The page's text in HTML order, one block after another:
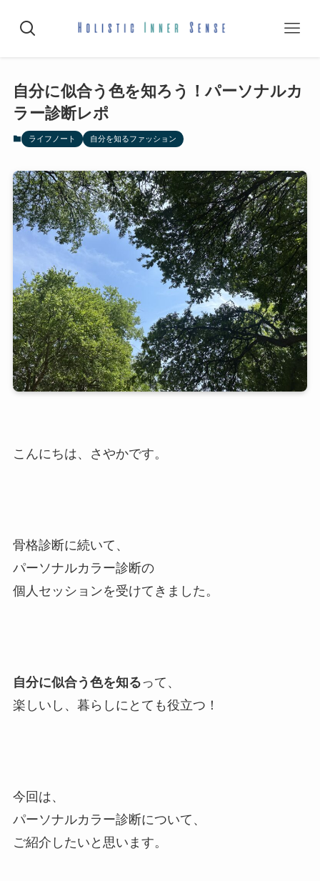
自分に似合う色を知ろう！パーソナルカ
ラー診断レポ
ライフノート 自分を知るファッション
こんにちは、さやかです。
骨格診断に続いて、
パーソナルカラー診断の
個人セッションを受けてきました。
自分に似合う色を知るって、
楽しいし、暮らしにとても役立つ！
今回は、
パーソナルカラー診断について、
ご紹介したいと思います。